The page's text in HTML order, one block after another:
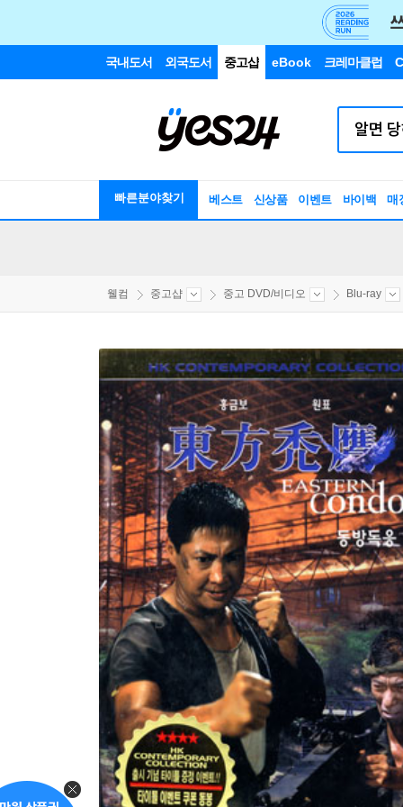
국내도서 외국도서 중고샵 eBook 크레마클럽
빠른분야찾기 베스트 신상품 이벤트 바이백 매
웰컴 중고샵 중고 DVD/비디오 Blu-ray